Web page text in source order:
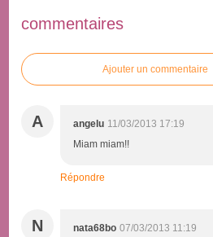
commentaires
Ajouter un commentaire
A angelu 11/03/2013 17:19
Miam miam!!
Répondre
N nata68bo 07/03/2013 11:19